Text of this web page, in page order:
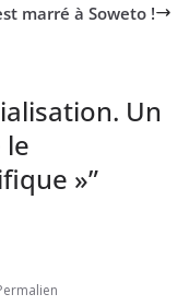
mar­ré à Soweto !
Un
»”